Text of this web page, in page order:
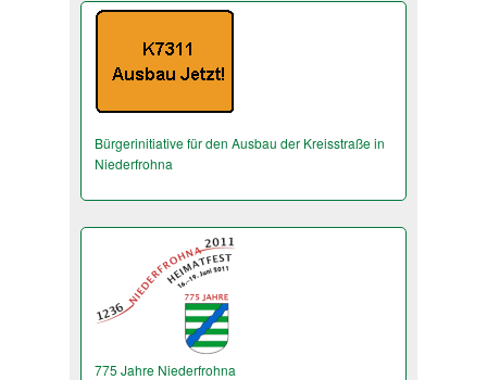
Bürgerinitiative für den Ausbau der Kreisstraße in
Niederfrohna
775 Jahre Niederfrohna